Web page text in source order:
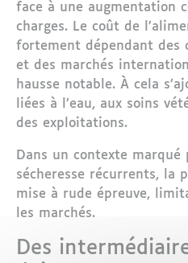
face à une augmentation
charges. Le coût de
fortement dépendant des
et des marchés
hausse notable. À cela
liées à l’eau, aux soins
des exploitations.
Dans un contexte marqué
sécheresse récurrents, la
mise à rude épreuve,
les marchés.
Des